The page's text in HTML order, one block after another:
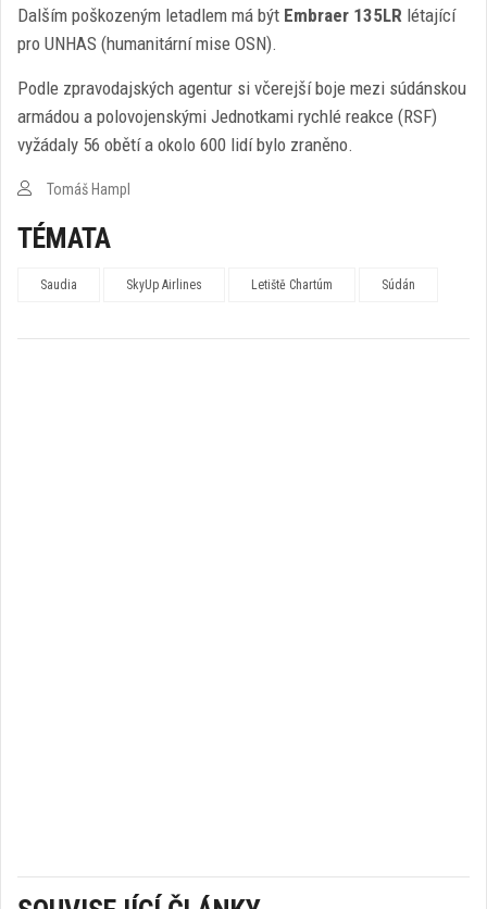
Dalším poškozeným letadlem má být Embraer 135LR létající
pro UNHAS (humanitární mise OSN).
Podle zpravodajských agentur si včerejší boje mezi súdánskou
armádou a polovojenskými Jednotkami rychlé reakce (RSF)
vyžádaly 56 obětí a okolo 600 lidí bylo zraněno.
Tomáš Hampl
TÉMATA
Saudia SkyUp Airlines Letiště Chartúm Súdán